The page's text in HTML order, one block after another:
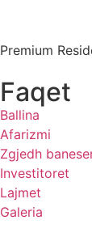
Premium
Faqet
Ballina
Afarizmi
Zgjedh
Investitoret
Lajmet
Galeria